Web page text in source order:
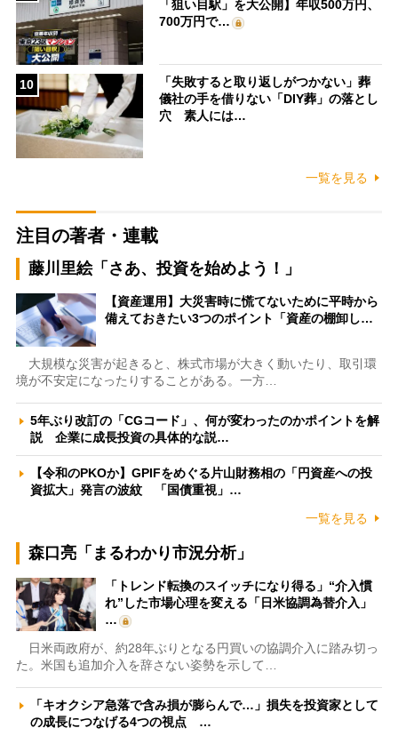
「狙い目駅」を大公開】年収500万円、
700万円で…
10
「失敗すると取り返しがつかない」葬
儀社の手を借りない「DIY葬」の落とし
穴 素人には…
一覧を見る
注目の著者・連載
藤川里絵「さあ、投資を始めよう！」
【資産運用】大災害時に慌てないために平時から
備えておきたい3つのポイント「資産の棚卸し…
大規模な災害が起きると、株式市場が大きく動いたり、取引環
境が不安定になったりすることがある。一方…
5年ぶり改訂の「CGコード」、何が変わったのかポイントを解
説 企業に成長投資の具体的な説…
【令和のPKOか】GPIFをめぐる片山財務相の「円資産への投
資拡大」発言の波紋 「国債重視」…
一覧を見る
森口亮「まるわかり市況分析」
「トレンド転換のスイッチになり得る」“介入慣
れ”した市場心理を変える「日米協調為替介入」
…
日米両政府が、約28年ぶりとなる円買いの協調介入に踏み切っ
た。米国も追加介入を辞さない姿勢を示して…
「キオクシア急落で含み損が膨らんで…」損失を投資家として
の成長につなげる4つの視点 …